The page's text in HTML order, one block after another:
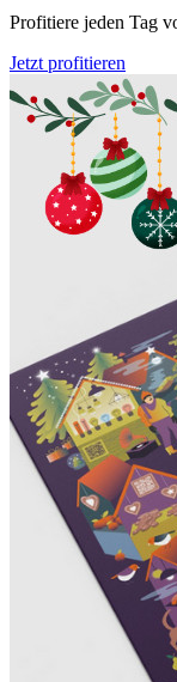
Profitiere jeden Tag
Jetzt profitieren